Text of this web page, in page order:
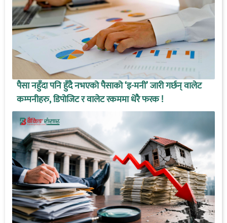
पैसा नहुँदा पनि हुँदै नभएको पैसाको ‘इ-मनी’ जारी गर्छन् वालेट
कम्पनीहरु, डिपोजिट र वालेट रकममा धेरै फरक !